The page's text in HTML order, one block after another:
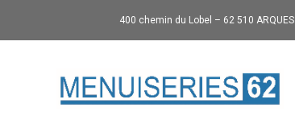
400 chemin du Lobel – 62 510 ARQUES